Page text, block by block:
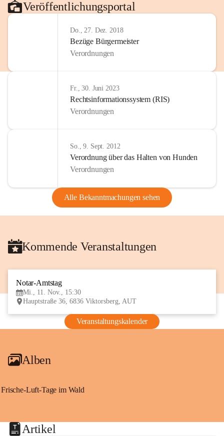
Veröffentlichungsportal
Do., 27. Dez. 2018
Bezüge Bürgermeister
Verordnungen
Fr., 30. Juni 2023
Rechtsinformationssystem (RIS)
Verordnungen
So., 9. Sept. 2012
Verordnung über das Halten von Hunden
Verordnungen
Alle Bekanntmachungen sehen
Kommende Veranstaltungen
Notar-Amtstag
Mi., 11. Nov., 15:30
Hauptstraße 36, 6836 Viktorsberg, AUT
Veranstaltungskalender
Alben
Frische-Luft-Tage im Wald
Artikel